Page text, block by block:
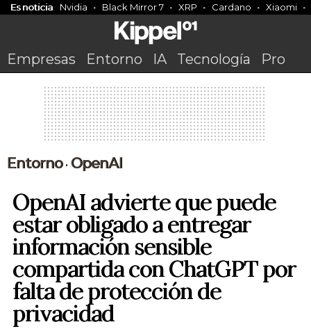
Es noticia Nvidia Black Mirror 7 XRP Cardano Xiaomi
Empresas Entorno IA Tecnología Pro
Entorno• OpenAI
OpenAI advierte que puede
estar obligado a entregar
información sensible
compartida con ChatGPT por
falta de protección de
privacidad